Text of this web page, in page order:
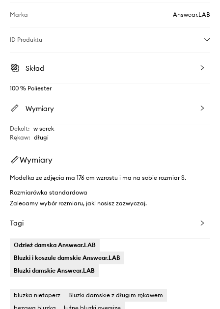
Marka Answear.LAB
ID Produktu
Skład
100 % Poliester
Wymiary
Dekolt: w serek
Rękaw: długi
Wymiary
Modelka ze zdjęcia ma 176 cm wzrostu i ma na sobie rozmiar S.
Rozmiarówka standardowa
Zalecamy wybór rozmiaru, jaki nosisz zazwyczaj.
Tagi
Odzież damska Answear.LAB
Bluzki i koszule damskie Answear.LAB
Bluzki damskie Answear.LAB
bluzka nietoperz
Bluzki damskie z długim rękawem